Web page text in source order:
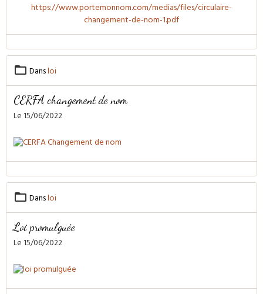
https://www.portemonnom.com/medias/files/circulaire-
changement-de-nom-1.pdf
Dansloi
CERFA changement de nom
Le 15/06/2022
Dansloi
Loi promulguée
Le 15/06/2022